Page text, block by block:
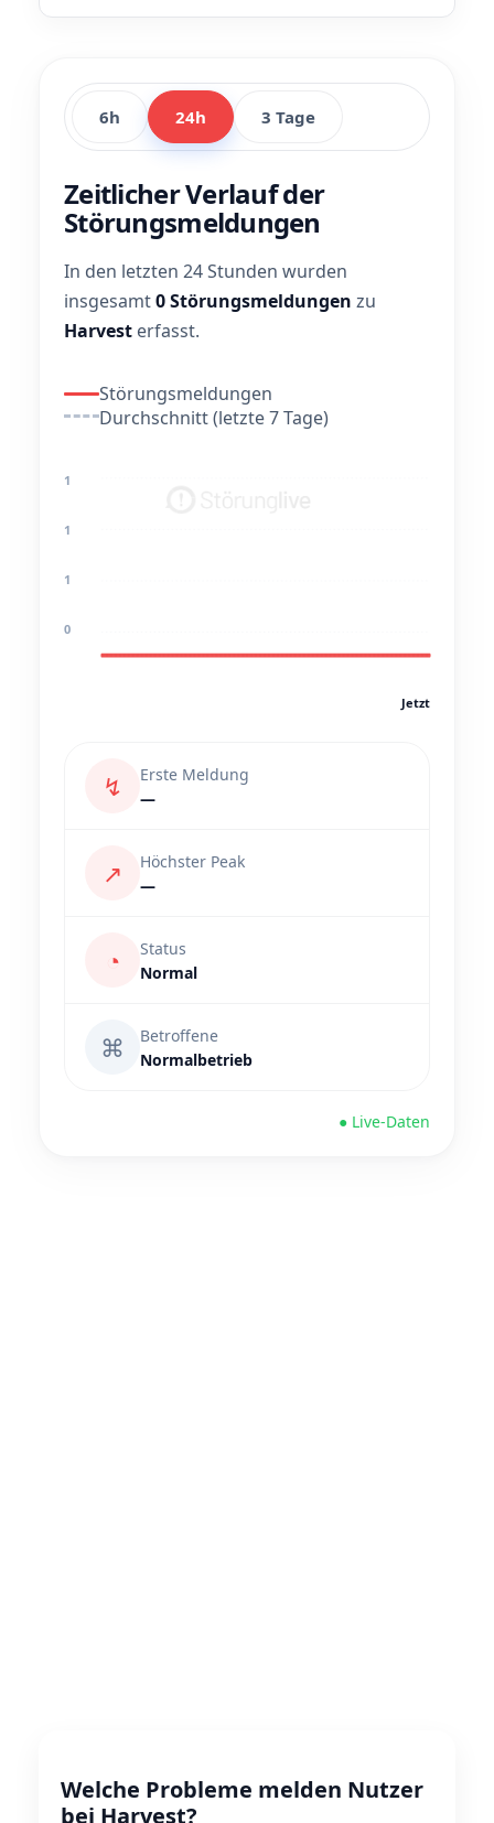
6h 24h 3 Tage
Zeitlicher Verlauf der
Störungsmeldungen
In den letzten 24 Stunden wurden
insgesamt0 Störungsmeldungen zu
Harvest erfasst.
Störungsmeldungen
Durchschnitt (letzte 7 Tage)
1
1
1
0
Jetzt
↯
Erste Meldung
—
↗
Höchster Peak
—
◔
Status
Normal
⌘
Betroffene
Normalbetrieb
● Live-Daten
Welche Probleme melden Nutzer
bei Harvest?